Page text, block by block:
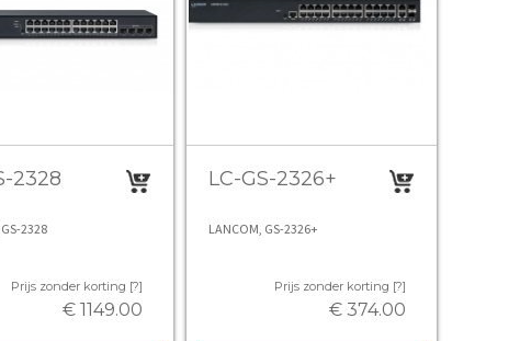
2328
2328
Prijs zonder korting [?]
€ 1149.00
LC-GS-2326+
LANCOM, GS-2326+
Prijs zonder korting [?]
€ 374.00